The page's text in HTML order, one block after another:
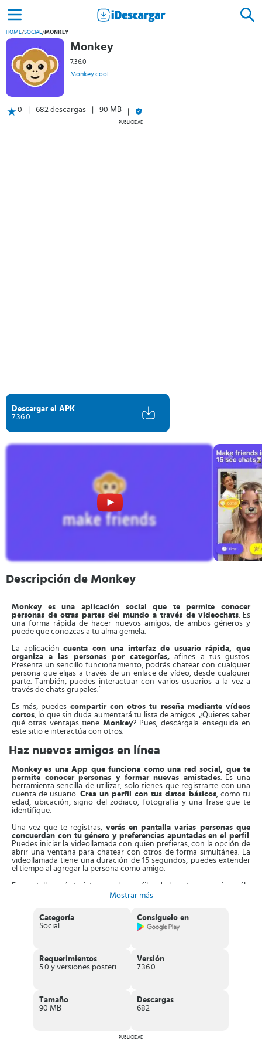
HOME/SOCIAL/MONKEY
Monkey
7.36.0
Monkey.cool
0 682 descargas 90 MB
PUBLICIDAD
Descargar el APK
7.36.0
Descripción de Monkey
Monkey es una aplicación social que te permite conocer
personas de otras partes del mundo a través de videochats. Es
una forma rápida de hacer nuevos amigos, de ambos géneros y
puede que conozcas a tu alma gemela.
La aplicacióncuenta con una interfaz de usuario rápida, que
organiza a las personas por categorías, afines a tus gustos.
Presenta un sencillo funcionamiento, podrás chatear con cualquier
persona que elijas a través de un enlace de vídeo, desde cualquier
parte. También, puedes interactuar con varios usuarios a la vez a
través de chats grupales.´
Es más, puedes compartir con otros tu reseña mediante vídeos
cortos, lo que sin duda aumentará tu lista de amigos. ¿Quieres saber
qué otras ventajas tiene Monkey? Pues, descárgala enseguida en
este sitio e interactúa con otros.
Haz nuevos amigos en línea
Monkey es una App que funciona como una red social, que te
permite conocer personas y formar nuevas amistades. Es una
herramienta sencilla de utilizar, solo tienes que registrarte con una
cuenta de usuario. Crea un perfil con tus datos básicos, como tu
edad, ubicación, signo del zodiaco, fotografía y una frase que te
identifique.
Una vez que te registras, verás en pantalla varias personas que
concuerdan con tu género y preferencias apuntadas en el perfil .
Puedes iniciar la videollamada con quien prefieras, con la opción de
abrir una ventana para chatear con otros de forma simultánea. La
videollamada tiene una duración de 15 segundos, puedes extender
el tiempo al agregar la persona como amigo.
En pantalla verás tarjetas con los perfiles de los otros usuarios, sólo
explora una a una y envía mensajes directos a quien capte tu
categorías de los usuarios, solo tienes que elegir en función a tus
preferencias.
esta aplicación tiene un apartado parecido a TikTok, donde puedes
compartir tus vídeos e imágenes en diferentes poses.
Aplicación social que te pone en contacto con diferentes
personas a través de videollamadas.
Mostrar más
Categoría
Social
Consíguelo en
Requerimientos
5.0 y versiones posteriores
Versión
7.36.0
Tamaño
90 MB
Descargas
682
PUBLICIDAD